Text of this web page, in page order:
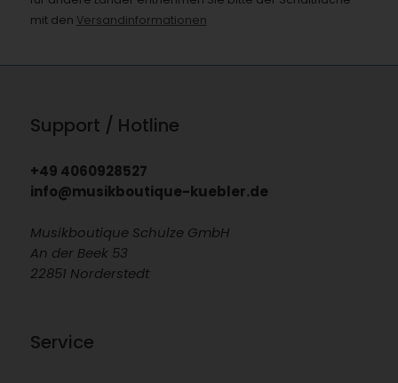
mit den Versandinformationen
Support / Hotline
+49 4060928527
info@musikboutique-kuebler.de
Musikboutique Schulze GmbH
An der Beek 53
22851 Norderstedt
Service